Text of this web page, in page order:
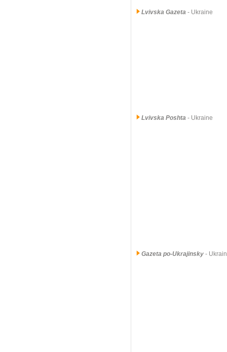
Lvivska Gazeta - Ukraine
Lvivska Poshta - Ukraine
Gazeta po-Ukrajinsky -